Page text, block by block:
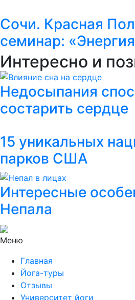
Сочи. Красная
семинар:
Интересно и
Недосыпания
состарить сердце
15 уникальных
парков США
Интересные
Непала
Меню
Главная
Йога-туры
Отзывы
Университет йоги